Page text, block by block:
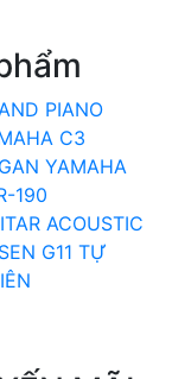
PIANO
C3
YAMAHA
190
ACOUSTIC
G11 TỰ